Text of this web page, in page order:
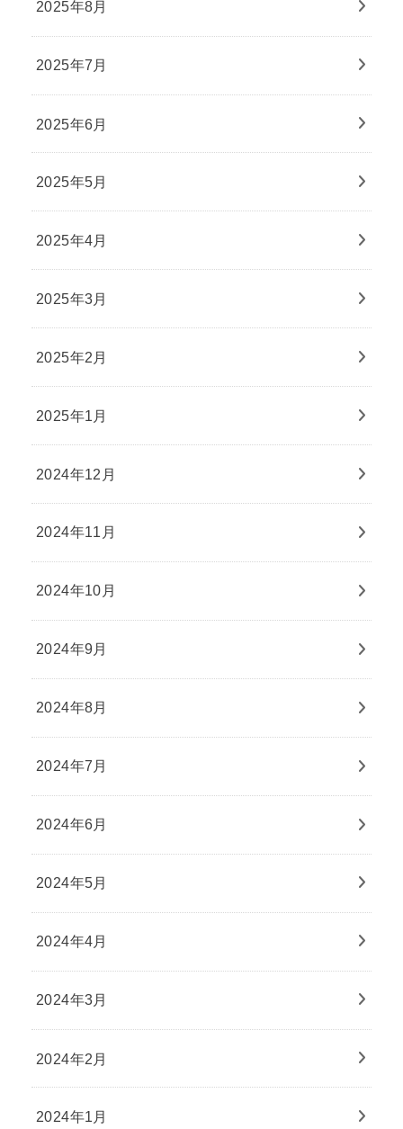
2025年8月
2025年7月
2025年6月
2025年5月
2025年4月
2025年3月
2025年2月
2025年1月
2024年12月
2024年11月
2024年10月
2024年9月
2024年8月
2024年7月
2024年6月
2024年5月
2024年4月
2024年3月
2024年2月
2024年1月